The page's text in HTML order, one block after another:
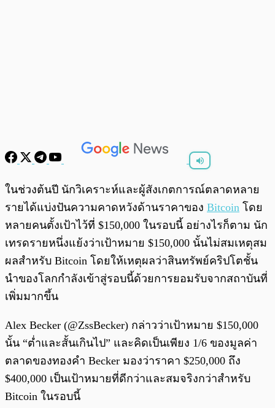
พร้อมเล่น
ในช่วงต้นปี นักวิเคราะห์และผู้สังเกตการณ์ตลาดหลาย
รายได้แบ่งปันความคาดหวังด้านราคาของ Bitcoin โดย
หลายคนตั้งเป้าไว้ที่ $150,000 ในรอบนี้ อย่างไรก็ตาม นัก
เทรดรายหนึ่งแย้งว่าเป้าหมาย $150,000 นั้นไม่สมเหตุสม
ผลสำหรับ Bitcoin โดยให้เหตุผลว่าสินทรัพย์คริปโตชั้น
นำของโลกกำลังเข้าสู่รอบนี้ด้วยการยอมรับจากสถาบันที่
เพิ่มมากขึ้น
Alex Becker (@ZssBecker) กล่าวว่าเป้าหมาย $150,000
นั้น “ต่ำและสั้นเกินไป” และคิดเป็นเพียง 1/6 ของมูลค่า
ตลาดของทองคำ Becker มองว่าราคา $250,000 ถึง
$400,000 เป็นเป้าหมายที่ดีกว่าและสมจริงกว่าสำหรับ
Bitcoin ในรอบนี้